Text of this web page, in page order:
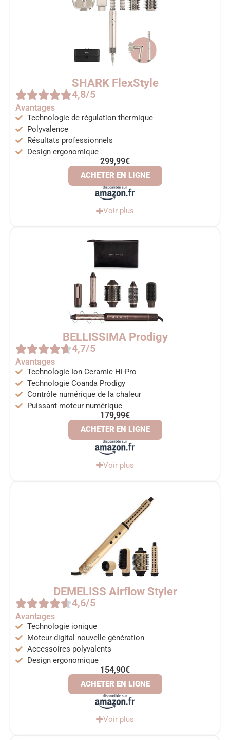
SHARK FlexStyle
4,8/5
Avantages
Technologie de régulation thermique
Polyvalence
Résultats professionnels
Design ergonomique
299,99€
ACHETER EN LIGNE
Voir plus
BELLISSIMA Prodigy
4,7/5
Avantages
Technologie Ion Ceramic Hi-Pro
Technologie Coanda Prodigy
Contrôle numérique de la chaleur
Puissant moteur numérique
179,99€
ACHETER EN LIGNE
Voir plus
DEMELISS Airflow Styler
4,6/5
Avantages
Technologie ionique
Moteur digital nouvelle génération
Accessoires polyvalents
Design ergonomique
154,90€
ACHETER EN LIGNE
Voir plus